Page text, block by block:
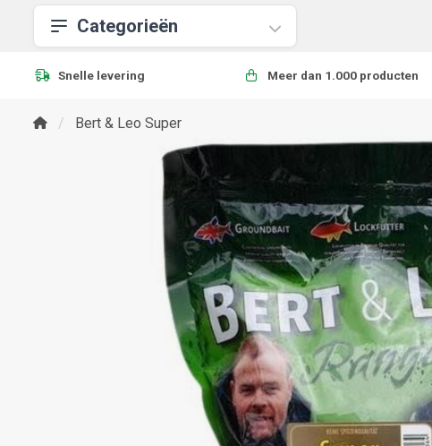
Categorieën
Snelle levering Meer dan 1.000 producten
Bert & Leo Super